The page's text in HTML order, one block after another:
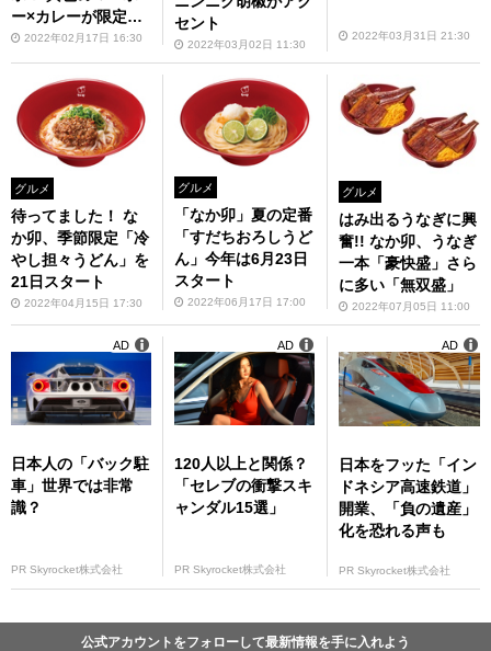
ー×カレーが限定で
発売2022年02月17日 16:30
セント
2022年03月02日 11:30
2022年03月31日 21:30
グルメ
待ってました！ な
か卯、季節限定「冷
やし担々うどん」を
21日スタート
2022年04月15日 17:30
グルメ
「なか卯」夏の定番
「すだちおろしうど
ん」今年は6月23日
スタート
2022年06月17日 17:00
グルメ
はみ出るうなぎに興
奮!! なか卯、うなぎ
一本「豪快盛」さら
に多い「無双盛」
2022年07月05日 11:00
日本人の「バック駐
車」世界では非常
識？
PR Skyrocket株式会社
AD
120人以上と関係？
「セレブの衝撃スキ
ャンダル15選」
PR Skyrocket株式会社
AD
日本をフッた「イン
ドネシア高速鉄道」
開業、「負の遺産」
化を恐れる声も
PR Skyrocket株式会社
AD
公式アカウントをフォローして最新情報を手に入れよう